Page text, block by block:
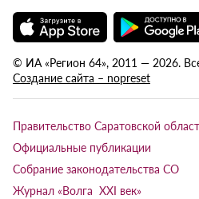
© ИА «Регион 64», 2011 — 2026.
Создание сайта – nopreset
Правительство Саратовской
Официальные публикации
Собрание законодательства СО
Журнал «Волга XXI век»